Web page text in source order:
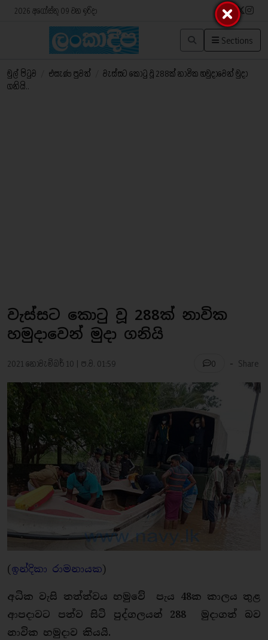
2026 අගෝස්තු 09 වන ඉරිදා
Sections
මුල් පිටුව එසැණ පුවත්
වැස්සට කොටු වූ 288ක් නාවික හමුදාවෙන් මුදා
ගනියි..
වැස්සට කොටු වූ 288ක් නාවික
හමුදාවෙන් මුදා ගනියි
2021 නොවැම්බර් 10 | ප.ව. 01:59 0 - Share
(ඉන්දිකා රාමනායක)
අධික වැසි තත්ත්වය හමුවේ පැය 48ක කාලය තුළ
ආපදාවට පත්ව සිටි පුද්ගලයන් 288 මුදාගත් බව
නාවික හමුදාව කියයි.